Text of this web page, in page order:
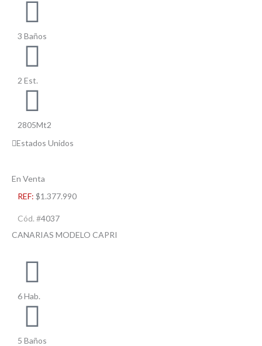
3 Baños
2 Est.
2805Mt2
Estados Unidos
En Venta
REF: $1.377.990
Cód. #4037
CANARIAS MODELO CAPRI
6 Hab.
5 Baños